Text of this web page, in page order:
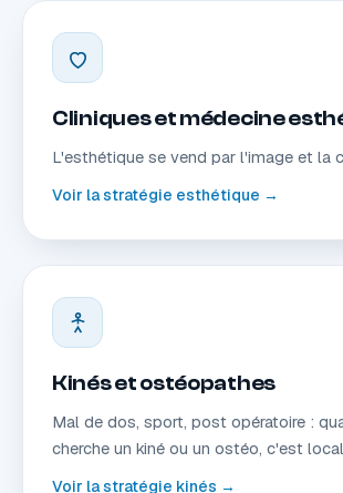
Cliniques et médecine
L'esthétique se vend par l'image et la
Voir la stratégie esthétique →
Kinés et ostéopathes
Mal de dos, sport, post opératoire :
cherche un kiné ou un ostéo, c'est
Voir la stratégie kinés →